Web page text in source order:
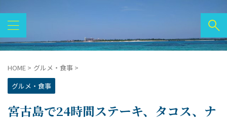
HOME > グルメ・食事 >
グルメ・食事
宮古島で24時間ステーキ、タコス、ナ